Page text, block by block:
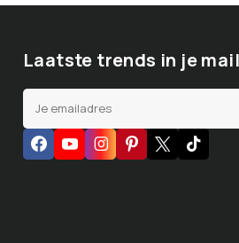
Laatste trends in je